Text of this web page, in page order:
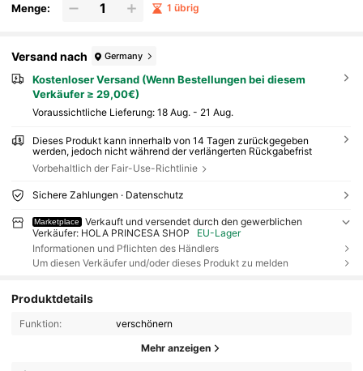
Menge: 1 übrig
Versand nach Germany
Kostenloser Versand (Wenn Bestellungen bei diesem
Verkäufer ≥ 29,00€)
Voraussichtliche Lieferung: 18 Aug. - 21 Aug.
Dieses Produkt kann innerhalb von 14 Tagen zurückgegeben
werden, jedoch nicht während der verlängerten Rückgabefrist
Vorbehaltlich der Fair-Use-Richtlinie
Sichere Zahlungen · Datenschutz
Marketplace
Verkauft und versendet durch den gewerblichen
Verkäufer: HOLA PRINCESA SHOP
EU-Lager
Informationen und Pflichten des Händlers
Um diesen Verkäufer und/oder dieses Produkt zu melden
Produktdetails
Funktion: verschönern
Mehr anzeigen